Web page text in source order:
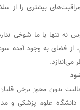
بیشتری را از
نه تنها با ما شوخی
فضای به وجود آمده
بدون مجوز برخی
دانشگاه علوم پزشکی و